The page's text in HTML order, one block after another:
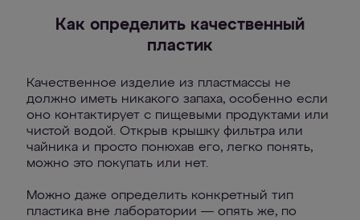
Как определить качественный
пластик
Качественное изделие из пластмассы не
должно иметь никакого запаха, особенно если
оно контактирует с пищевыми продуктами или
чистой водой. Открыв крышку фильтра или
чайника и просто понюхав его, легко понять,
можно это покупать или нет.
Можно даже определить конкретный тип
пластика вне лаборатории — опять же, по